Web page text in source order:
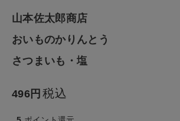
生活雑貨
ギフト
ブランド
山本佐太郎商店
おいものかりんとう
さつまいも・塩
496 税込